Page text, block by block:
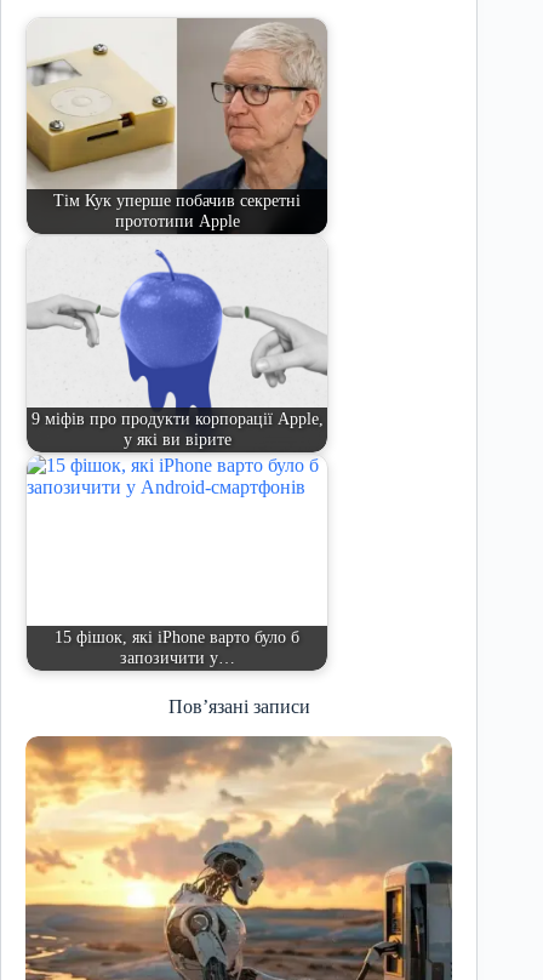
Тім Кук уперше побачив секретні
прототипи Apple
9 міфів про продукти корпорації Apple,
у які ви вірите
15 фішок, які iPhone варто було б
запозичити у…
Пов’язані записи